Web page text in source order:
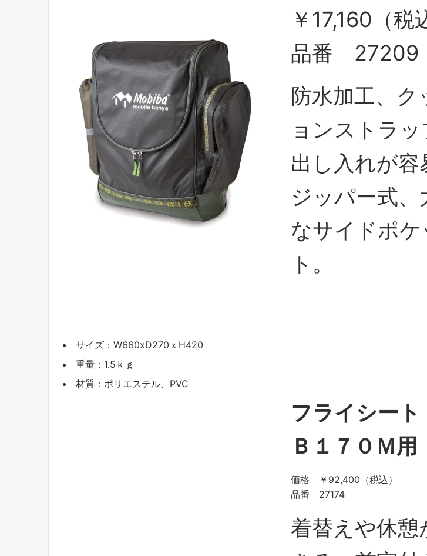
￥17,160（税
品番 27209
防水加工、ク
ョンストラッ
出し入れが容
ジッパー式、
なサイドポケ
ト。
サイズ：W660xD270ｘH420
重量：1.5ｋｇ
材質：ポリエステル、PVC
フライシート
Ｂ１７０Ｍ用
価格 ￥92,400（税込）
品番 27174
着替えや休憩